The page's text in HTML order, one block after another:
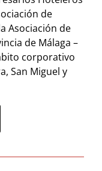
de
Asociación de
de Málaga –
corporativo
San Miguel y